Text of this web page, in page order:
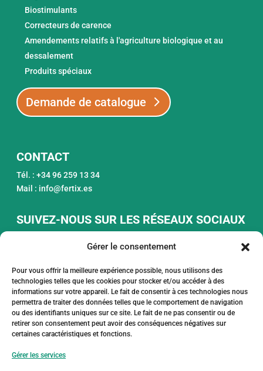
Gérer le consentement
Pour vous offrir la meilleure expérience possible, nous utilisons des
technologies telles que les cookies pour stocker et/ou accéder à des
informations sur votre appareil. Le fait de consentir à ces technologies nous
permettra de traiter des données telles que le comportement de navigation
ou des identifiants uniques sur ce site. Le fait de ne pas consentir ou de
retirer son consentement peut avoir des conséquences négatives sur
certaines caractéristiques et fonctions.
Gérer les services
Biostimulants
Correcteurs de carence
Amendements relatifs à l'agriculture biologique et au
dessalement
Produits spéciaux
Demande de catalogue
CONTACT
Tél. : +34 96 259 13 34
Mail : info@fertix.es
SUIVEZ-NOUS SUR LES RÉSEAUX SOCIAUX
FONDS EUROPÉEN DE DÉVELOPPEMENT
RÉGIONAL
UNE FAÇON DE FAIRE L'EUROPE